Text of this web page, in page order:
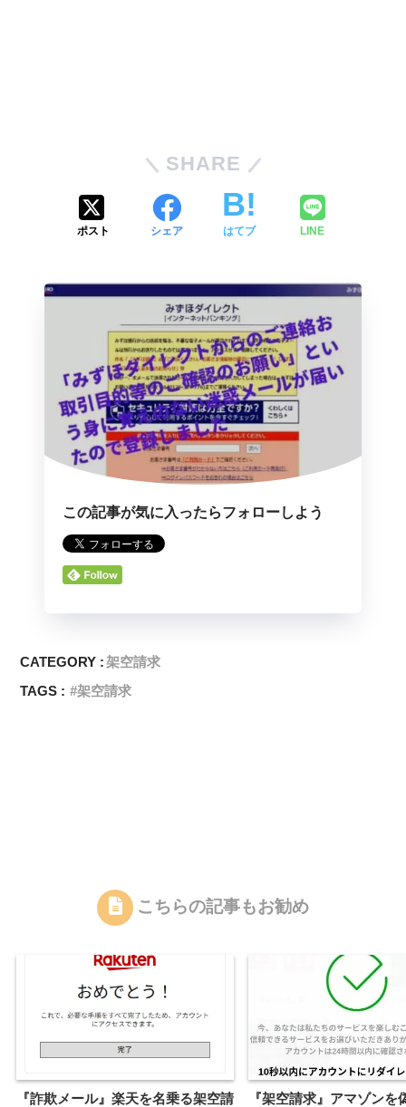
SHARE
ポスト シェア はてブ LINE
この記事が気に入ったらフォローしよう
CATEGORY :架空請求
TAGS :
架空請求
こちらの記事もお勧め
『詐欺メール』楽天を名乗る架空請
『架空請求』アマゾンを